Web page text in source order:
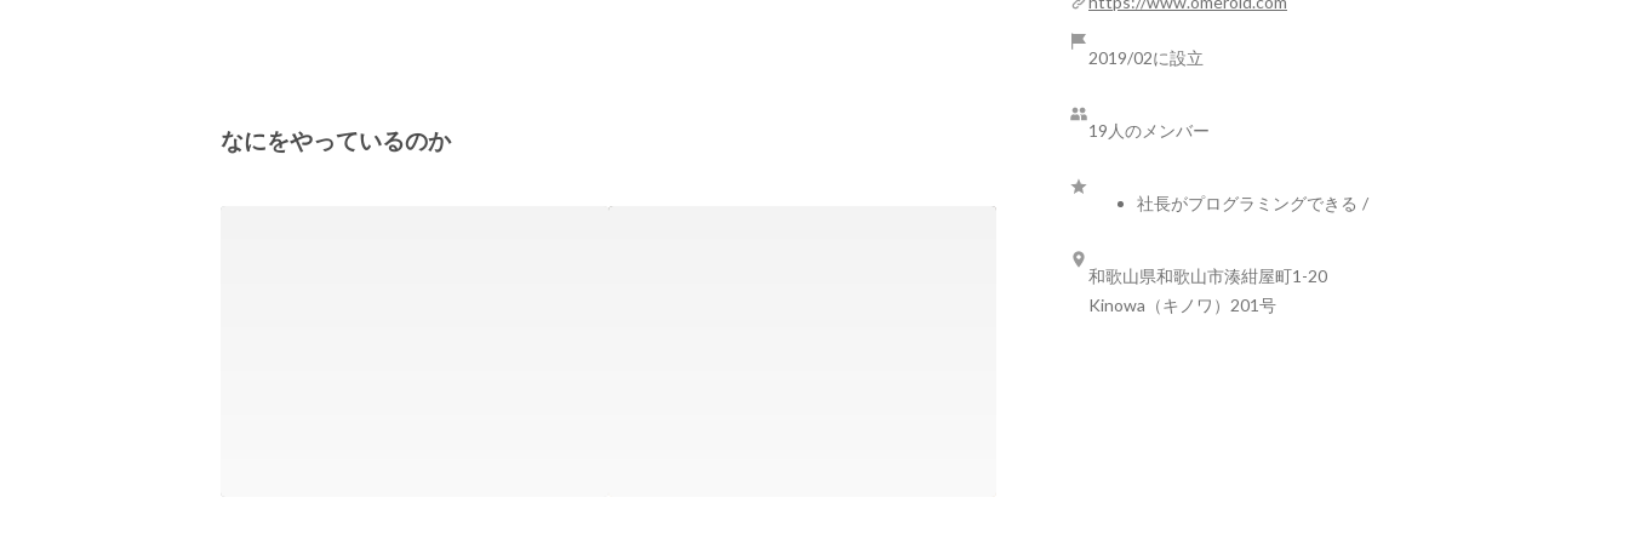
なにをやっているのか
2019/02に設立
19人のメンバー
社長がプログラミングできる /
和歌山県和歌山市湊紺屋町1-20
Kinowa（キノワ）201号